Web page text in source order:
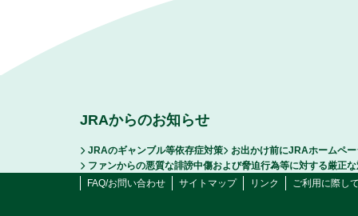
JRAからのお知らせ
JRAのギャンブル等依存症対策
お出かけ前にJRAホームペ
ファンからの悪質な誹謗中傷および脅迫行為等に対する厳正
FAQ/お問い合わせ
サイトマップ リンク ご利用に際し